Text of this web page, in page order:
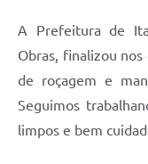
A Prefeitura de
Obras, finalizou
de roçagem e
Seguimos
limpos e bem